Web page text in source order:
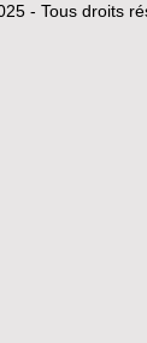
- Tous droits